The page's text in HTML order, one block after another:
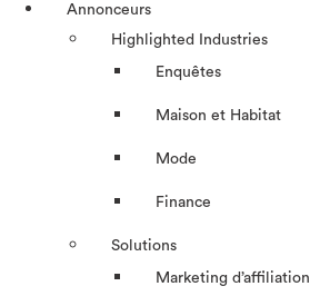
Annonceurs
Highlighted Industries
Enquêtes
Maison et Habitat
Mode
Finance
Solutions
Marketing d’affiliation